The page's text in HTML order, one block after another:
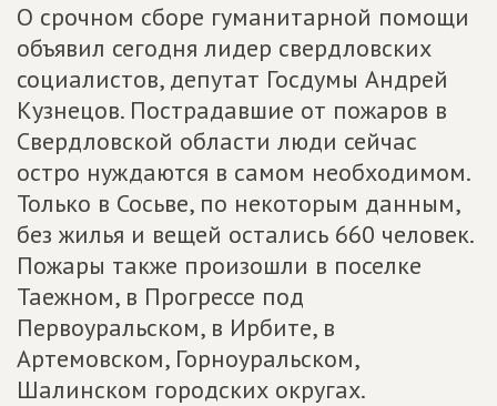
О срочном сборе гуманитарной помощи
объявил сегодня лидер свердловских
социалистов, депутат Госдумы Андрей
Кузнецов. Пострадавшие от пожаров в
Свердловской области люди сейчас
остро нуждаются в самом необходимом.
Только в Сосьве, по некоторым данным,
без жилья и вещей остались 660 человек.
Пожары также произошли в поселке
Таежном, в Прогрессе под
Первоуральском, в Ирбите, в
Артемовском, Горноуральском,
Шалинском городских округах.